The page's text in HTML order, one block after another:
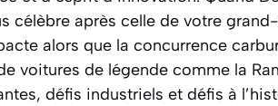
célèbre après celle de votre
alors que la concurrence
voitures de légende comme la
défis industriels et défis à